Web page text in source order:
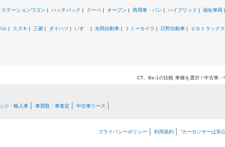
ステーションワゴン | ハッチバック | クーペ | オープン | 商用車・バン | ハイブリッド | 福祉車両 |
ル | スズキ | 三菱 | ダイハツ | いすゞ | 光岡自動車 | トミーカイラ | 日野自動車 | ＵＤトラックス
CT、Be-1の比較 車種を選択 / 中古車
ジ・輸入車 車買取・車査定 中古車リース
プライバシーポリシー 利用規約 “カーセンサーは安